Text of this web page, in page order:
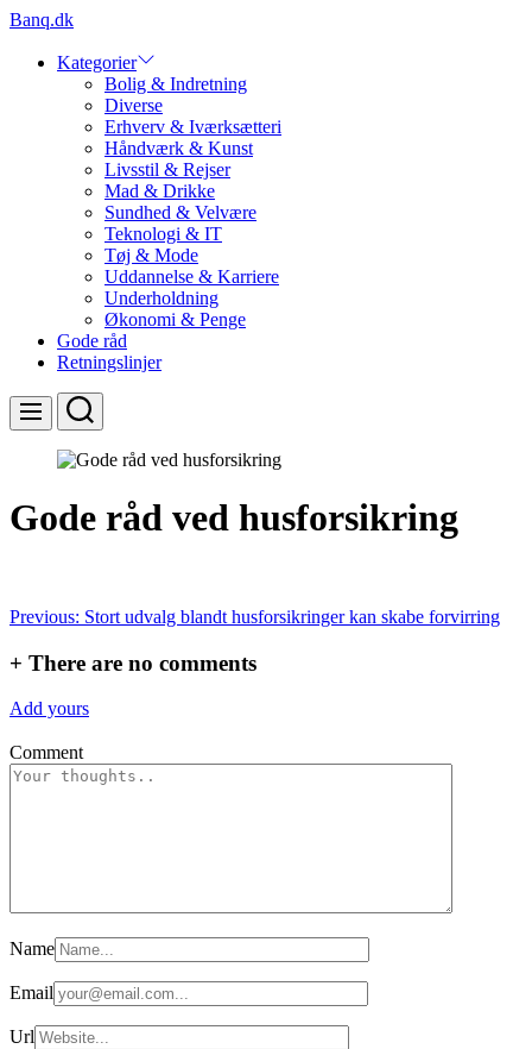
Skip
content
Banq.dk
Kategorier
Bolig & Indretning
Diverse
Erhverv & Iværksætteri
Håndværk & Kunst
Livsstil & Rejser
Mad & Drikke
Sundhed & Velvære
Teknologi & IT
Tøj & Mode
Uddannelse & Karriere
Underholdning
Økonomi & Penge
Gode råd
Retningslinjer
Menu Search
Gode råd ved husforsikring
Indlægsnavigation
Previous: Stort udvalg blandt husforsikringer kan skabe forvirring
+ There are no comments
Add yours
Comment
Name
Email
Url